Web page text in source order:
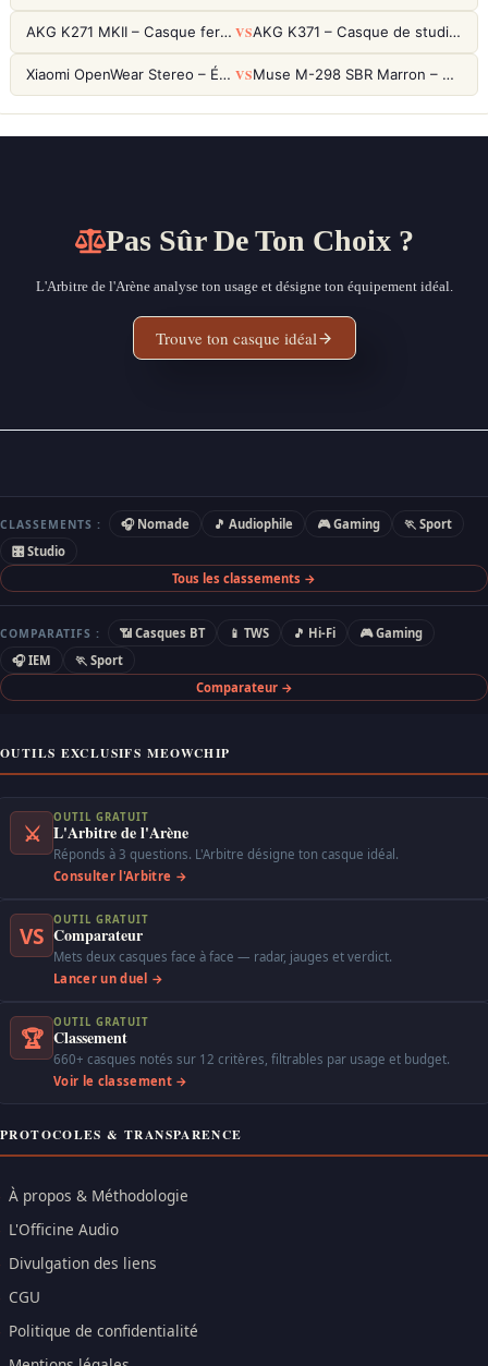
AKG K271 MKII – Casque fermé studio fiable pour une écoute neutre VS AKG K371 – Casque de studio fermé 50mm titane, réponse 5Hz-50kHz
Xiaomi OpenWear Stereo – Écouteurs Open-Ear Hi-Res avec réduction de fuite sonore VS Muse M-298 SBR Marron – Casque Bluetooth ANC avec 66h d'autonomie
Pas Sûr De Ton Choix ?
L'Arbitre de l'Arène analyse ton usage et désigne ton équipement idéal.
Trouve ton casque idéal
CLASSEMENTS : 🎧 Nomade 🎵 Audiophile 🎮 Gaming
🏃 Sport
🎛 Studio
Tous les classements →
COMPARATIFS : 📶 Casques BT 📱 TWS 🎵 Hi-Fi
🎮 Gaming
🎧 IEM
🏃 Sport
Comparateur →
OUTILS EXCLUSIFS MEOWCHIP
⚔
OUTIL GRATUIT
L'Arbitre de l'Arène
Réponds à 3 questions. L'Arbitre désigne ton casque idéal.
Consulter l'Arbitre →
VS
OUTIL GRATUIT
Comparateur
Mets deux casques face à face — radar, jauges et verdict.
Lancer un duel →
🏆
OUTIL GRATUIT
Classement
660+ casques notés sur 12 critères, filtrables par usage et budget.
Voir le classement →
PROTOCOLES & TRANSPARENCE
À propos & Méthodologie
L'Officine Audio
Divulgation des liens
CGU
Politique de confidentialité